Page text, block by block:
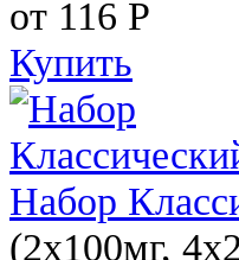
от 116 Р
Купить
Набор
(2x100мг,